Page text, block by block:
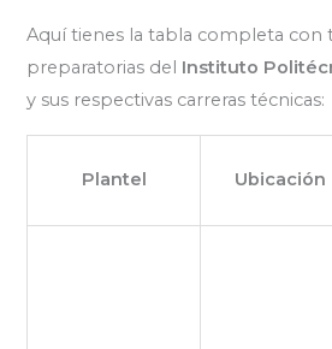
Aquí tienes la tabla completa con
preparatorias del Instituto
y sus respectivas carreras técnicas:
Plantel Ubicación